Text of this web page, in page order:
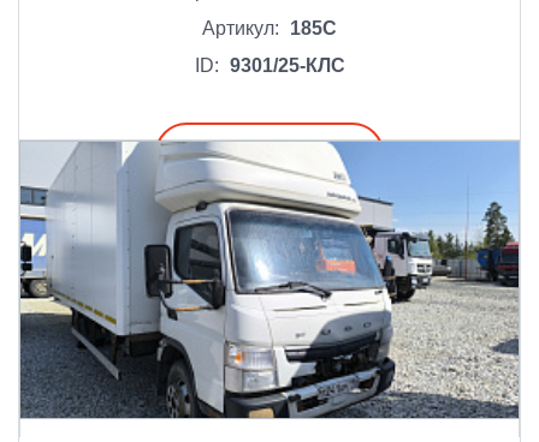
Артикул:
185С
ID: 9301/25-КЛС
Подробнее